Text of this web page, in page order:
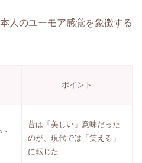
人のユーモア感覚を象徴する
ポイント
昔は「美しい」意味だった
のが、現代では「笑える」
に転じた